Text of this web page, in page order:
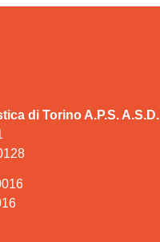
di Torino A.P.S. A.S.D.